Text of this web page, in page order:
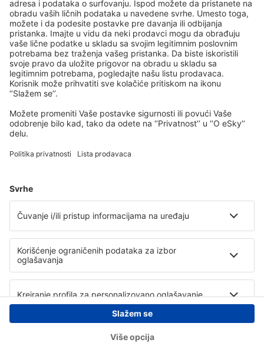
Pokušajte još jednom kad izaberete druge kriterijume
Copyright © eSky.rs. Sva prava zadržana.